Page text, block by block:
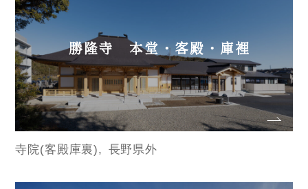
勝隆寺 本堂・客殿・庫裡
寺院(客殿庫裏) 長野県外